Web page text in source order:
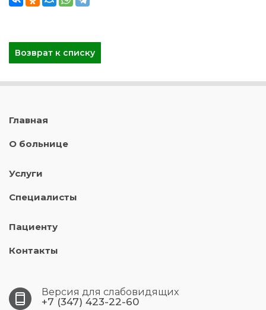
Возврат к списку
Главная
О больнице
Услуги
Специалисты
Пациенту
Контакты
Версия для слабовидящих
+7 (347) 423-22-60